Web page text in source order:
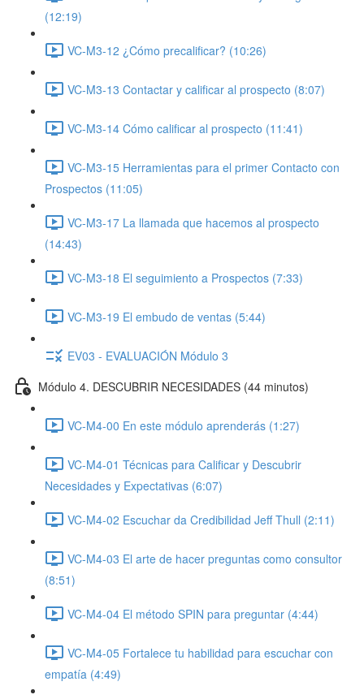
(12:19)
VC-M3-12 ¿Cómo precalificar? (10:26)
VC-M3-13 Contactar y calificar al prospecto (8:07)
VC-M3-14 Cómo calificar al prospecto (11:41)
VC-M3-15 Herramientas para el primer Contacto con
Prospectos (11:05)
VC-M3-17 La llamada que hacemos al prospecto
(14:43)
VC-M3-18 El seguimiento a Prospectos (7:33)
VC-M3-19 El embudo de ventas (5:44)
EV03 - EVALUACIÓN Módulo 3
Módulo 4. DESCUBRIR NECESIDADES (44 minutos)
VC-M4-00 En este módulo aprenderás (1:27)
VC-M4-01 Técnicas para Calificar y Descubrir
Necesidades y Expectativas (6:07)
VC-M4-02 Escuchar da Credibilidad Jeff Thull (2:11)
VC-M4-03 El arte de hacer preguntas como consultor
(8:51)
VC-M4-04 El método SPIN para preguntar (4:44)
VC-M4-05 Fortalece tu habilidad para escuchar con
empatía (4:49)